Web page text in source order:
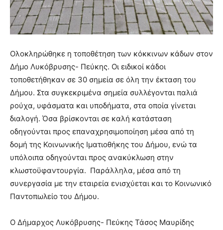
Ολοκληρώθηκε η τοποθέτηση των κόκκινων κάδων στον
Δήμο Λυκόβρυσης- Πεύκης. Οι ειδικοί κάδοι
τοποθετήθηκαν σε 30 σημεία σε όλη την έκταση του
Δήμου. Στα συγκεκριμένα σημεία συλλέγονται παλιά
ρούχα, υφάσματα και υποδήματα, στα οποία γίνεται
διαλογή. Όσα βρίσκονται σε καλή κατάσταση
οδηγούνται προς επαναχρησιμοποίηση μέσα από τη
δομή της Κοινωνικής Ιματιοθήκης του Δήμου, ενώ τα
υπόλοιπα οδηγούνται προς ανακύκλωση στην
κλωστοϋφαντουργία. Παράλληλα, μέσα από τη
συνεργασία με την εταιρεία ενισχύεται και το Κοινωνικό
Παντοπωλείο του Δήμου.
Ο Δήμαρχος Λυκόβρυσης- Πεύκης Τάσος Μαυρίδης